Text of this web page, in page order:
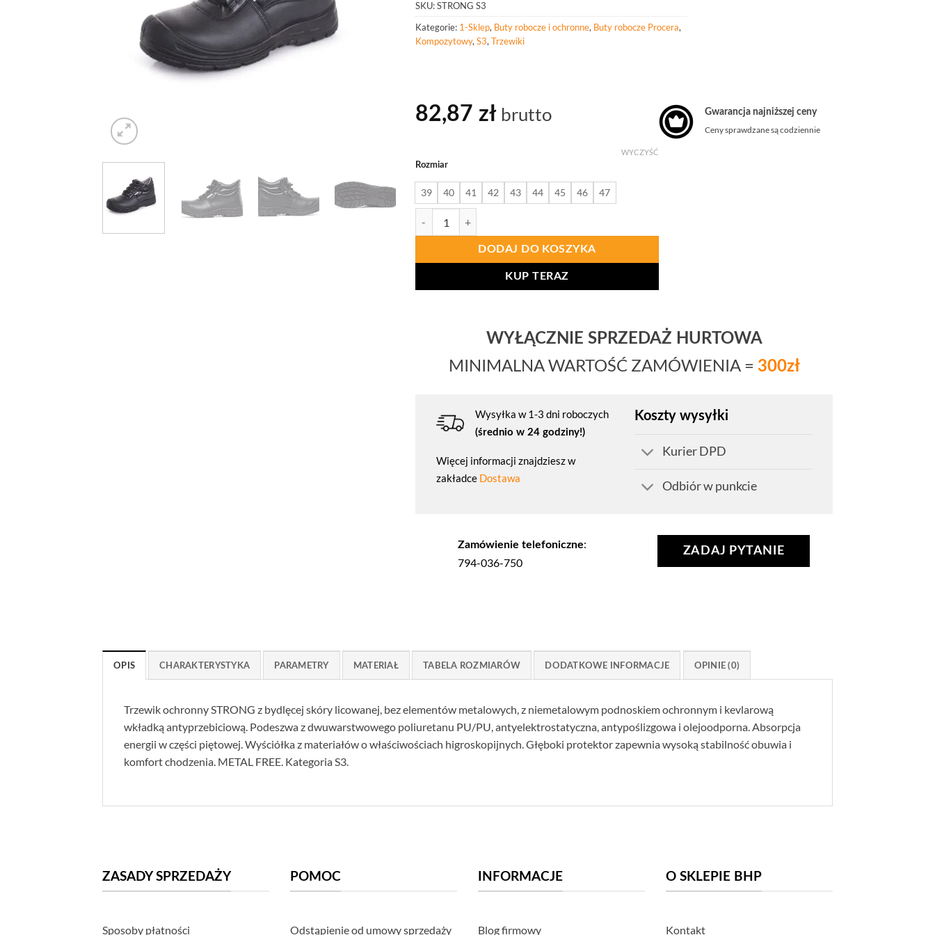
SKU:STRONG S3
Kategorie: 1-Sklep, Buty robocze i ochronne, Buty robocze Procera,
Kompozytowy, S3, Trzewiki
82,87 zł brutto
Rozmiar
39 40 41 42 43 44 45 46 47
WYCZYŚĆ
DODAJ DO KOSZYKA
KUP TERAZ
Gwarancja najniższej ceny
Ceny sprawdzane są codziennie
WYŁĄCZNIE SPRZEDAŻ HURTOWA
MINIMALNA WARTOŚĆ ZAMÓWIENIA = 300zł
Wysyłka w 1-3 dni roboczych
(średnio w 24 godziny!)
Więcej informacji znajdziesz w
zakładce Dostawa
Koszty wysyłki
Kurier DPD
Odbiór w punkcie
Zamówienie telefoniczne:
794-036-750
ZADAJ PYTANIE
OPIS CHARAKTERYSTYKA PARAMETRY MATERIAŁ TABELA ROZMIARÓW DODATKOWE INFORMACJE OPINIE (0)
Trzewik ochronny STRONG z bydlęcej skóry licowanej, bez elementów metalowych, z niemetalowym podnoskiem ochronnym i kevlarową
wkładką antyprzebiciową. Podeszwa z dwuwarstwowego poliuretanu PU/PU, antyelektrostatyczna, antypoślizgowa i olejoodporna. Absorpcja
energii w części piętowej. Wyściółka z materiałów o właściwościach higroskopijnych. Głęboki protektor zapewnia wysoką stabilność obuwia i
komfort chodzenia. METAL FREE. Kategoria S3.
ZASADY SPRZEDAŻY
Sposoby płatności
POMOC
Odstąpienie od umowy sprzedaży
INFORMACJE
Blog firmowy
O SKLEPIE BHP
Kontakt